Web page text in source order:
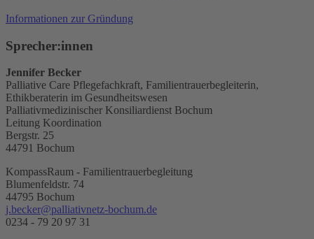
Informationen zur Gründung
Sprecher:innen
Jennifer Becker
Palliative Care Pflegefachkraft, Familientrauerbegleiterin,
Ethikberaterin im Gesundheitswesen
Palliativmedizinischer Konsiliardienst Bochum
Leitung Koordination
Bergstr. 25
44791 Bochum
KompassRaum - Familientrauerbegleitung
Blumenfeldstr. 74
44795 Bochum
j.becker@palliativnetz-bochum.de
0234 - 79 20 97 31